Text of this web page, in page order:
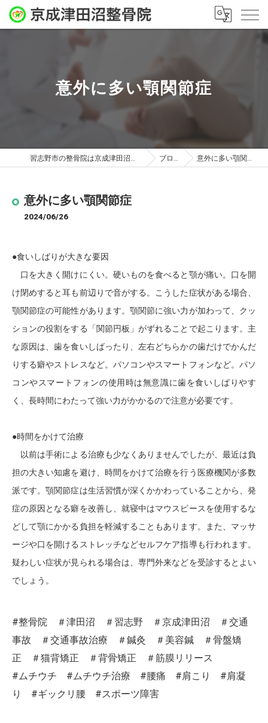
意外に多い顎関節症
習志野市の整骨院は京成津田沼整骨院 ブログ 意外に多い顎関節症
意外に多い顎関節症
2024/06/26
●食いしばりが大きな要因
口を大きく開けにくい。硬いものを食べると顎が痛い。口を開
け閉めすると耳も前辺りで音がする。こうした症状がある場合、
顎関節症の可能性があります。顎関節に強い力が加わって、クッ
ションの役割をする「関節円板」がずれることで起こります。主
な原因は、歯を食いしばったり、左右どちらかの歯だけでかんだ
りする癖やストレスなど。パソコンやスマートフォンなど。パソ
コンやスマートフォンの使用時は無意識に歯を食いしばりやす
く、長時間にわたって強い力がかかるので注意が必要です。
●時間をかけて治療
以前は手術による治療も少なくありませんでしたが、最近は負
担の大きい知慮を避け、時間をかけて治療を行う医療機関が多数
派です。顎関節症は生活習慣が深くかかわっていることから、発
症の原因となる癖を改善し、就寝中はマウスピースを使用するな
どして顎にかかる負担を軽減することもあります。また、マッサ
ージや口を開けるストレッチなどセルフケア指導も行われます。
疑わしい症状が見られる場合は、専門外来などを受診するとよい
でしょう。
#整骨院 ＃津田沼 ＃習志野 ＃京成津田沼 ＃交通
事故 ＃交通事故治療 ＃鍼灸 ＃美容鍼 ＃骨盤矯
正 ＃猫背矯正 ＃背骨矯正 ＃筋膜リリース
#ムチウチ #ムチウチ治療 #腰痛 #肩こり #肩凝
り #ギックリ腰 #スポーツ障害